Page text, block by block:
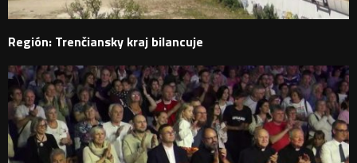
Región: Trenčiansky kraj bilancuje